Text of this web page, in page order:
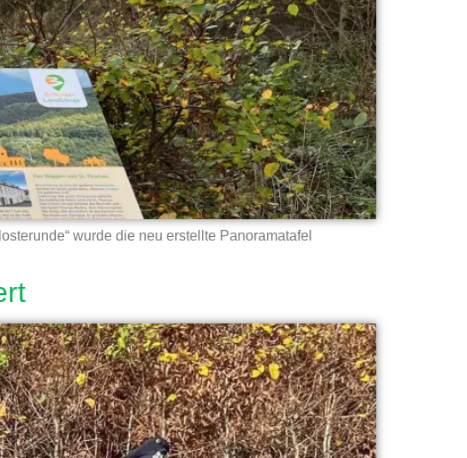
wurde die neu erstellte Panoramatafel